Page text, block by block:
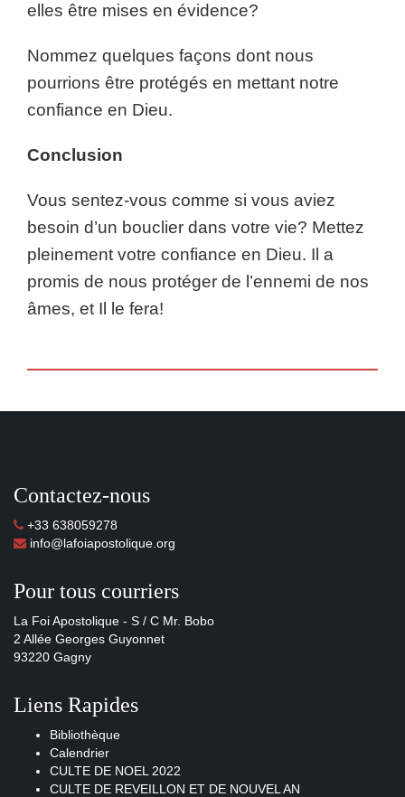
elles être mises en évidence?
Nommez quelques façons dont nous
pourrions être protégés en mettant notre
confiance en Dieu.
Conclusion
Vous sentez-vous comme si vous aviez
besoin d’un bouclier dans votre vie? Mettez
pleinement votre confiance en Dieu. Il a
promis de nous protéger de l’ennemi de nos
âmes, et Il le fera!
Contactez-nous
+33 638059278
info@lafoiapostolique.org
Pour tous courriers
La Foi Apostolique - S / C Mr. Bobo
2 Allée Georges Guyonnet
93220 Gagny
Liens Rapides
Bibliothèque
Calendrier
CULTE DE NOEL 2022
CULTE DE REVEILLON ET DE NOUVEL AN